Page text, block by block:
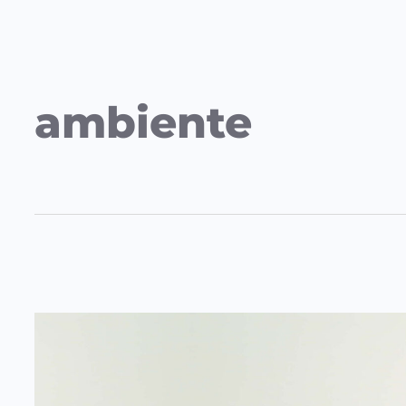
ambiente